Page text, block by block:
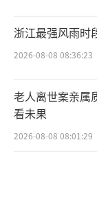
表示，将始
结合反腐败
设，严防黑
权。湖北省
深挖黑恶势
委班子选举
人大代表、
浙江最强风雨时
2026-08-08 08:36:23
老人离世案亲属
看未果
2026-08-08 08:01:29